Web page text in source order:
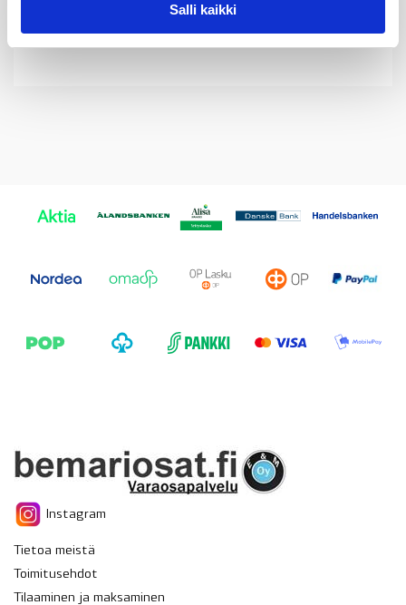
Salli kaikki
Instagram
Tietoa meistä
Toimitusehdot
Tilaaminen ja maksaminen